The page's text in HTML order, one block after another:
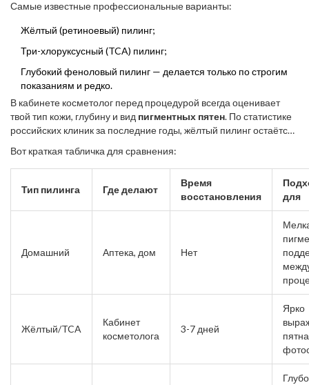
контролем — иначе можно получить химический ожог.
Самые известные профессиональные варианты:
Жёлтый (ретиноевый) пилинг;
Три-хлоруксусный (TCA) пилинг;
Глубокий феноловый пилинг — делается только по строгим
показаниям и редко.
В кабинете косметолог перед процедурой всегда оценивает
твой тип кожи, глубину и вид пигментных пятен. По статистике
российских клиник за последние годы, жёлтый пилинг остаётся
уже после первого раза, а восстановление занимает не больше
недели.
Вот краткая табличка для сравнения:
Тип пилинга Где делают
Время
восстановления
для
Домашний Аптека, дом Нет
Жёлтый/TCA
Кабинет
косметолога
3-7 дней
Ярко